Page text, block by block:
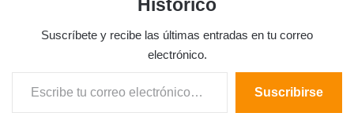
Histórico
Suscríbete y recibe las últimas entradas en tu correo
electrónico.
Escribe tu correo electrónico…
Suscribirse